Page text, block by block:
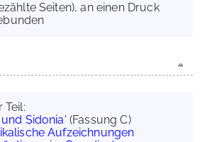
Seiten), an einen Druck
Teil:
Sidonia' (Fassung C)
Aufzeichnungen